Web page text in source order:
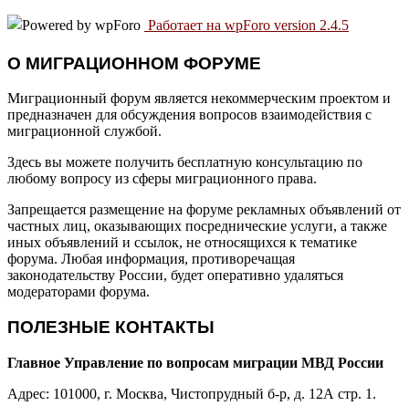
Работает на wpForo version 2.4.5
О МИГРАЦИОННОМ ФОРУМЕ
Миграционный форум является некоммерческим проектом и
предназначен для обсуждения вопросов взаимодействия с
миграционной службой.
Здесь вы можете получить бесплатную консультацию по
любому вопросу из сферы миграционного права.
Запрещается размещение на форуме рекламных объявлений от
частных лиц, оказывающих посреднические услуги, а также
иных объявлений и ссылок, не относящихся к тематике
форума. Любая информация, противоречащая
законодательству России, будет оперативно удаляться
модераторами форума.
ПОЛЕЗНЫЕ КОНТАКТЫ
Главное Управление по вопросам миграции МВД России
Адрес: 101000, г. Москва, Чистопрудный б-р, д. 12А стр. 1.